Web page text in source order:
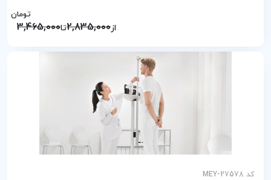
از2,835,000تا3,465,000
تومان
کد MEY-27578